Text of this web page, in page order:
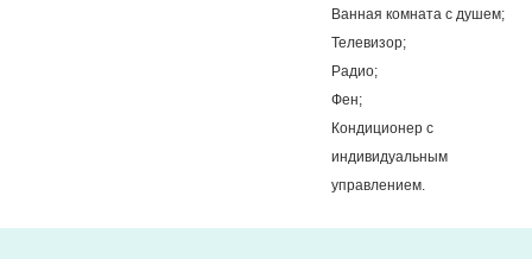
Ванная комната с душем;
Телевизор;
Радио;
Фен;
Кондиционер с
индивидуальным
управлением.